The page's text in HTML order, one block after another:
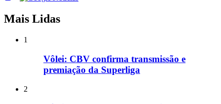
Mais Lidas
1
Vôlei: CBV confirma transmissão e
premiação da Superliga
2